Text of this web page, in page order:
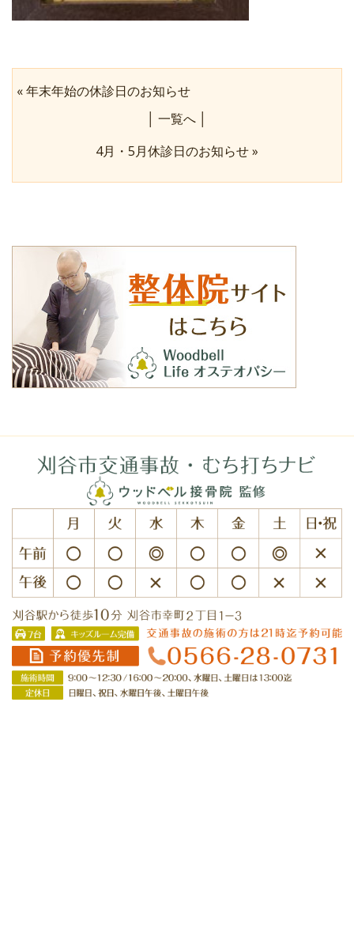
«年末年始の休診日のお知らせ
一覧へ
4月・5月休診日のお知らせ»